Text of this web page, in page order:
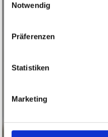
Notwendig
Präferenzen
Statistiken
Marketing